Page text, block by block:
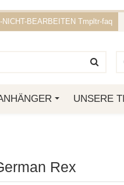
SIE 15%
GILT BIS ZUM 01. JANUAR
NICHT-BEARBEITEN Tmpltr-faq
UNSERE
Rex